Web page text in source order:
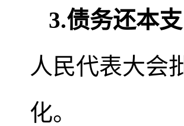
3.债务还本
人民代表大会
化。